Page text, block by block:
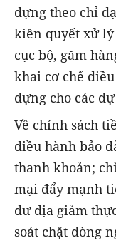
dựng theo chỉ
kiên quyết xử lý
cục bộ, găm
khai cơ chế
dựng cho các
Về chính sách
điều hành bảo
thanh khoản;
mại đẩy mạnh
dư địa giảm
soát chặt dòng